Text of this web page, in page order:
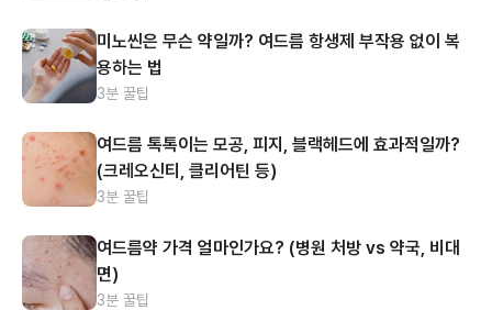
미노씬은 무슨 약일까? 여드름 항생제 부작용 없이 복
용하는 법
3분 꿀팁
여드름 톡톡이는 모공, 피지, 블랙헤드에 효과적일까?
(크레오신티, 클리어틴 등)
3분 꿀팁
여드름약 가격 얼마인가요? (병원 처방 vs 약국, 비대
면)
3분 꿀팁